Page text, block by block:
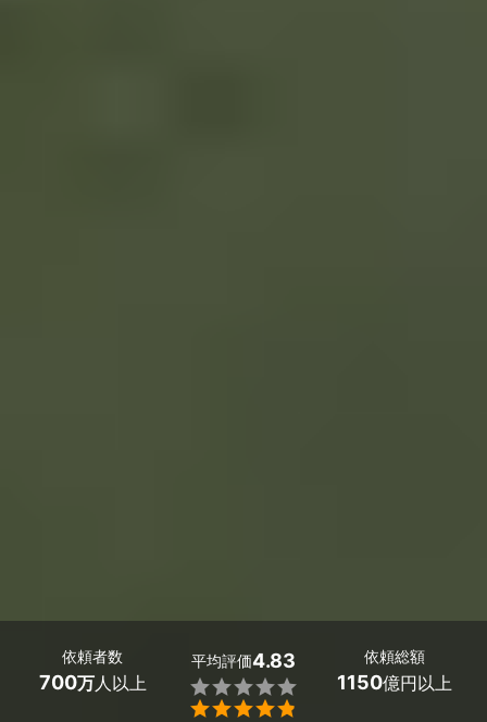
依頼者数
700万人以上
平均評価4.83


依頼総額
1150億円以上